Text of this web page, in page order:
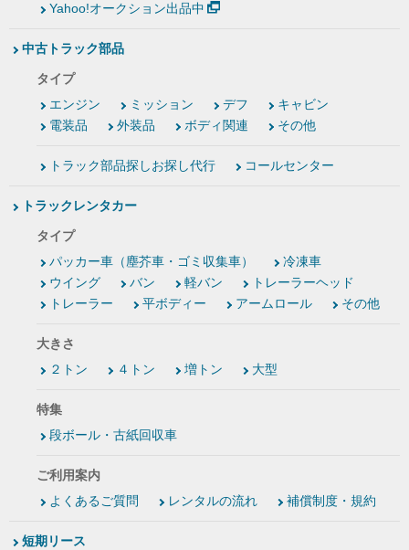
Yahoo!オークション出品中
中古トラック部品
タイプ
エンジン
ミッション デフ
キャビン
電装品
外装品 ボディ関連 その他
トラック部品探しお探し代行 コールセンター
トラックレンタカー
タイプ
パッカー車（塵芥車・ゴミ収集車）
冷凍車
ウイング
バン 軽バン
トレーラーヘッド
トレーラー
平ボディー アームロール その他
大きさ
２トン
４トン 増トン 大型
特集
段ボール・古紙回収車
ご利用案内
よくあるご質問
レンタルの流れ 補償制度・規約
短期リース